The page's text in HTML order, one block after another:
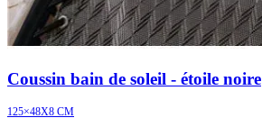
Coussin bain de soleil - étoile noire
125×48X8 CM